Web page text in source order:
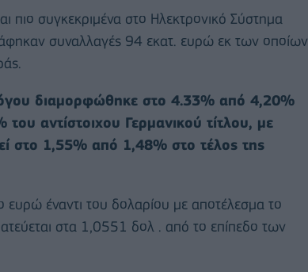
συγκεκριμένα στο Ηλεκτρονικό Σύστημα
συναλλαγές 94 εκατ. ευρώ εκ των οποίων
διαμορφώθηκε στο 4.33% από 4,20%
αντίστοιχου Γερμανικού τίτλου, με
στο 1,55% από 1,48% στο τέλος της
ευρώ έναντι του δολαρίου με αποτέλεσμα το
στα 1,0551 δολ . από το επίπεδο των